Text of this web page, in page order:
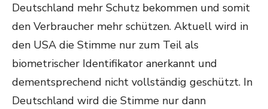
Deutschland mehr Schutz bekommen und somit
den Verbraucher mehr schützen. Aktuell wird in
den USA die Stimme nur zum Teil als
biometrischer Identifikator anerkannt und
dementsprechend nicht vollständig geschützt. In
Deutschland wird die Stimme nur dann